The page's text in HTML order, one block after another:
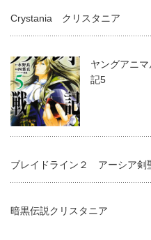
Crystania クリスタニア
ヤングアニ
記5
ブレイドライン２ アーシア剣
暗黒伝説クリスタニア